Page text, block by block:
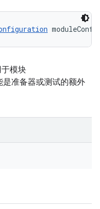
模块
是准备器或测试的额外